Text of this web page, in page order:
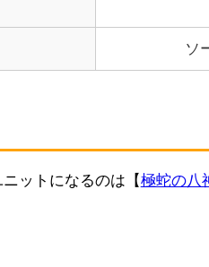
ソ
ットになるのは【極蛇の八